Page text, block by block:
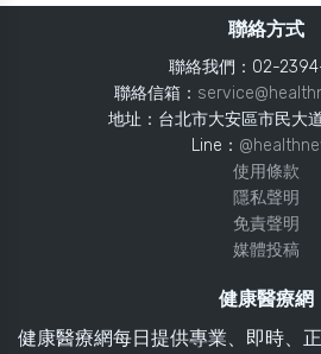
聯絡方式
聯絡我們：02-
聯絡信箱：
地址：台北市大安區市民大
Line：
使用條款
隱私聲明
免責聲明
媒體投稿
健康醫療網
健康醫療網每日提供專業、即時、